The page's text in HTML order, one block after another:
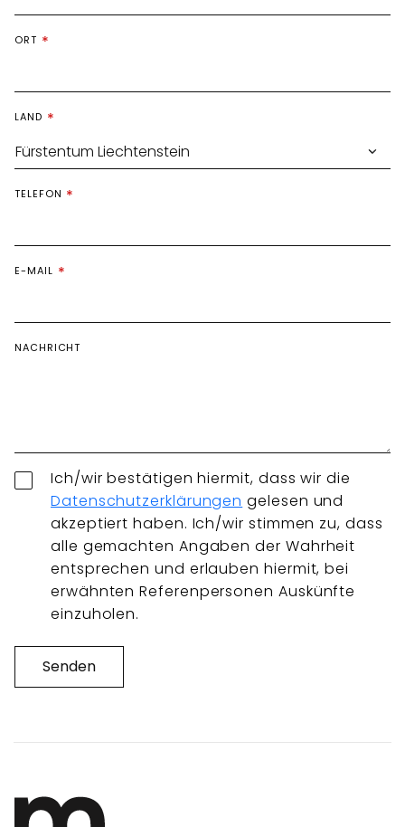
ORT
LAND
TELEFON
E-MAIL
NACHRICHT
Ich/wir bestätigen hiermit, dass wir die
Datenschutzerklärungen gelesen und
akzeptiert haben. Ich/wir stimmen zu, dass
alle gemachten Angaben der Wahrheit
entsprechen und erlauben hiermit, bei
erwähnten Referenpersonen Auskünfte
einzuholen.
Senden